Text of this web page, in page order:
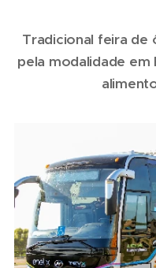
Tradicional feira de
pela modalidade em